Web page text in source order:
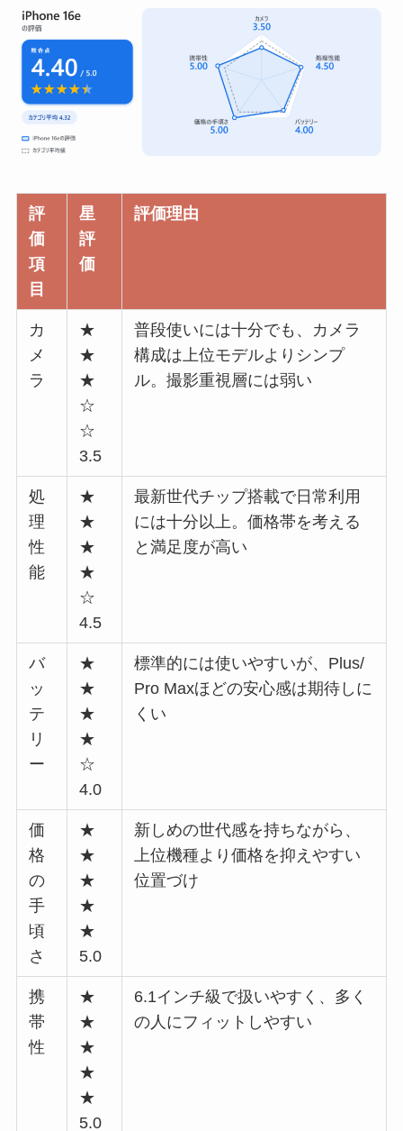
評
価
項
目
星
評
価
評価理由
カ
メ
ラ
★
★
★
☆
☆
3.5
普段使いには十分でも、カメラ
構成は上位モデルよりシンプ
ル。撮影重視層には弱い
処
理
性
能
★
★
★
★
☆
4.5
最新世代チップ搭載で日常利用
には十分以上。価格帯を考える
と満足度が高い
バ
ッ
テ
リ
ー
★
★
★
★
☆
4.0
標準的には使いやすいが、Plus/
Pro Maxほどの安心感は期待しに
くい
価
格
の
手
頃
さ
★
★
★
★
★
5.0
新しめの世代感を持ちながら、
上位機種より価格を抑えやすい
位置づけ
携
帯
性
★
★
★
★
★
5.0
6.1インチ級で扱いやすく、多く
の人にフィットしやすい